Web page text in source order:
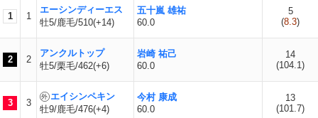
1 1
エーシンディーエス
牡5/鹿毛/510(+14)
五十嵐 雄祐
60.0
5
(8.3)
2 2
アンクルトップ
牡5/栗毛/462(+6)
岩崎 祐己
60.0
14
(104.1)
3 3
エイシンペキン
牡9/鹿毛/476(+4)
今村 康成
60.0
13
(101.7)